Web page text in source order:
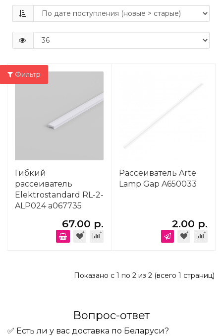
Гибкий
рассеиватель
Elektrostandard RL-2-
ALP024 a067735
67.00 р.
Рассеиватель Arte
Lamp Gap A650033
2.00 р.
Показано с 1 по 2 из 2 (всего 1 страниц)
Вопрос-ответ
✅ Есть ли у вас доставка по Беларуси?
Фильтр